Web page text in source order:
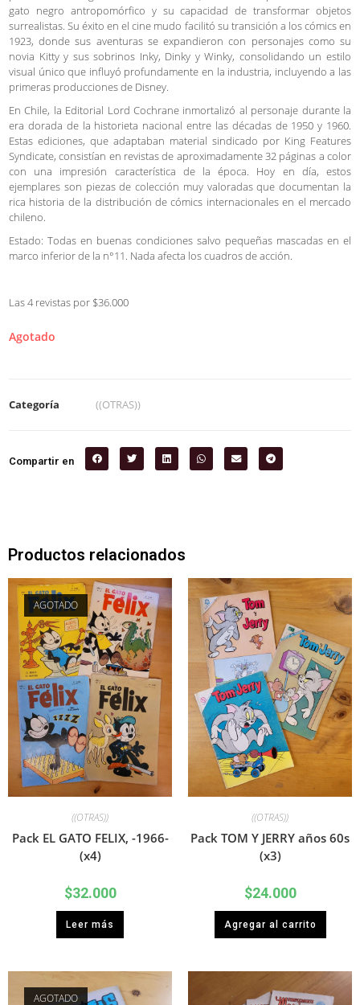
gato negro antropomórfico y su capacidad de transformar objetos
surrealistas. Su éxito en el cine mudo facilitó su transición a los cómics en
1923, donde sus aventuras se expandieron con personajes como su
novia Kitty y sus sobrinos Inky, Dinky y Winky, consolidando un estilo
visual único que influyó profundamente en la industria, incluyendo a las
primeras producciones de Disney.
En Chile, la Editorial Lord Cochrane inmortalizó al personaje durante la
era dorada de la historieta nacional entre las décadas de 1950 y 1960.
Estas ediciones, que adaptaban material sindicado por King Features
Syndicate, consistían en revistas de aproximadamente 32 páginas a color
con una impresión característica de la época. Hoy en día, estos
ejemplares son piezas de colección muy valoradas que documentan la
rica historia de la distribución de cómics internacionales en el mercado
chileno.
Estado: Todas en buenas condiciones salvo pequeñas mascadas en el
marco inferior de la n°11. Nada afecta los cuadros de acción.
Las 4 revistas por $36.000
Agotado
Categoría ((OTRAS))
Compartir en
Productos relacionados
AGOTADO
((OTRAS))
Pack EL GATO FELIX, -1966-
(x4)
$32.000
Leer más
((OTRAS))
Pack TOM Y JERRY años 60s
(x3)
$24.000
Agregar al carrito
AGOTADO